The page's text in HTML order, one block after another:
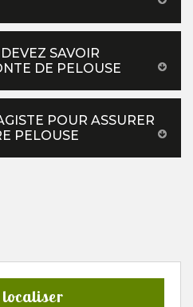
SAVOIR
DE PELOUSE
POUR ASSURER
PELOUSE
localiser